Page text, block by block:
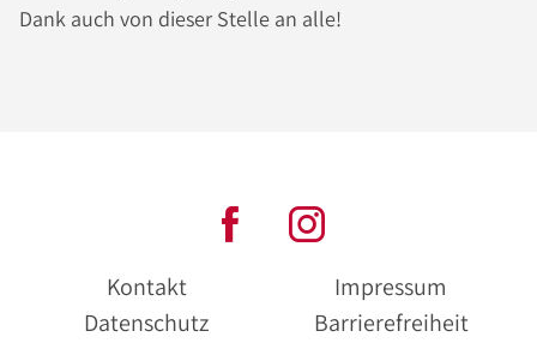
Dank auch von dieser Stelle an alle!
Kontakt
Impressum
Datenschutz
Barrierefreiheit